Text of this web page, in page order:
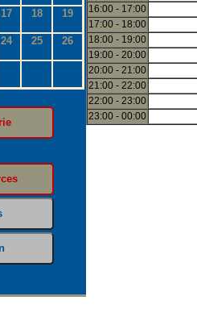
17 18 19
24 25 26
16:00 - 17:00
17:00 - 18:00
18:00 - 19:00
19:00 - 20:00
20:00 - 21:00
21:00 - 22:00
22:00 - 23:00
23:00 - 00:00